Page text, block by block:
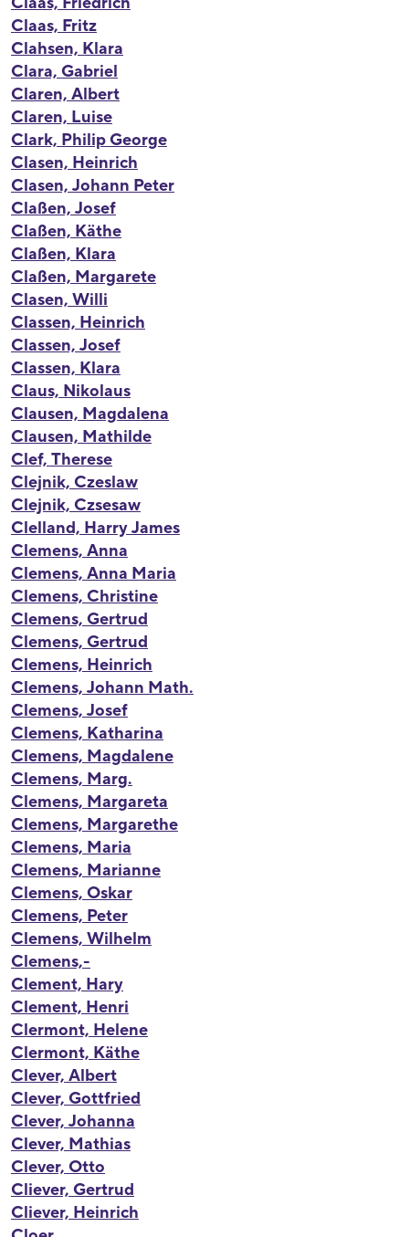
Claas, Fritz
Clahsen, Klara
Clara, Gabriel
Claren, Albert
Claren, Luise
Clark, Philip George
Clasen, Heinrich
Clasen, Johann Peter
Claßen, Josef
Claßen, Käthe
Claßen, Klara
Claßen, Margarete
Clasen, Willi
Classen, Heinrich
Classen, Josef
Classen, Klara
Claus, Nikolaus
Clausen, Magdalena
Clausen, Mathilde
Clef, Therese
Clejnik, Czeslaw
Clejnik, Czsesaw
Clelland, Harry James
Clemens, Anna
Clemens, Anna Maria
Clemens, Christine
Clemens, Gertrud
Clemens, Gertrud
Clemens, Heinrich
Clemens, Johann Math.
Clemens, Josef
Clemens, Katharina
Clemens, Magdalene
Clemens, Marg.
Clemens, Margareta
Clemens, Margarethe
Clemens, Maria
Clemens, Marianne
Clemens, Oskar
Clemens, Peter
Clemens, Wilhelm
Clemens,-
Clement, Hary
Clement, Henri
Clermont, Helene
Clermont, Käthe
Clever, Albert
Clever, Gottfried
Clever, Johanna
Clever, Mathias
Clever, Otto
Cliever, Gertrud
Cliever, Heinrich